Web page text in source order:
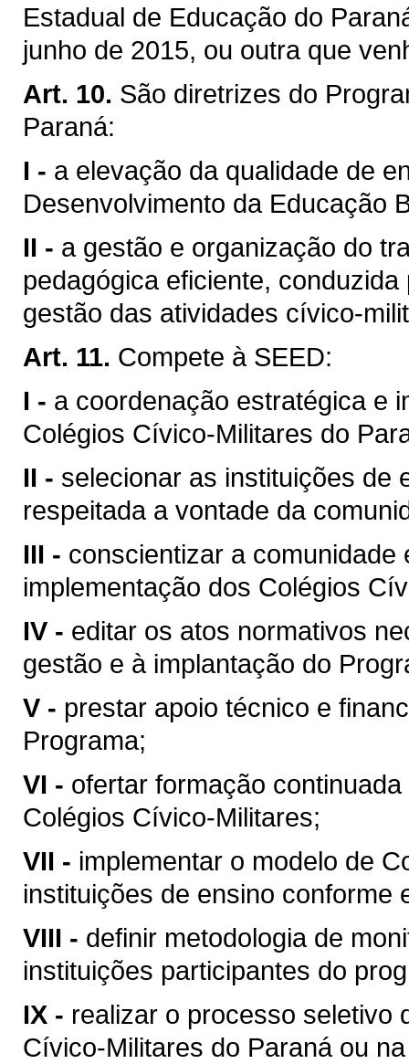
Estadual de Educação do
junho de 2015, ou outra que
Art. 10. São diretrizes do
Paraná:
I - a elevação da qualidade de
Desenvolvimento da Educação
II - a gestão e organização do
pedagógica eficiente,
gestão das atividades cívico-
Art. 11. Compete à SEED:
I - a coordenação estratégica e
Colégios Cívico-Militares do
II - selecionar as instituições de
respeitada a vontade da
III - conscientizar a
implementação dos Colégios
IV - editar os atos normativos
gestão e à implantação do
V - prestar apoio técnico e
Programa;
VI - ofertar formação
Colégios Cívico-Militares;
VII - implementar o modelo de
instituições de ensino conforme
VIII - definir metodologia de
instituições participantes do
IX - realizar o processo seletivo
Cívico-Militares do Paraná ou